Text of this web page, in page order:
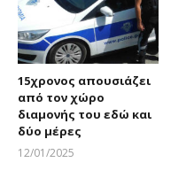
15χρονος απουσιάζει
από τον χώρο
διαμονής του εδώ και
δύο μέρες
12/01/2025